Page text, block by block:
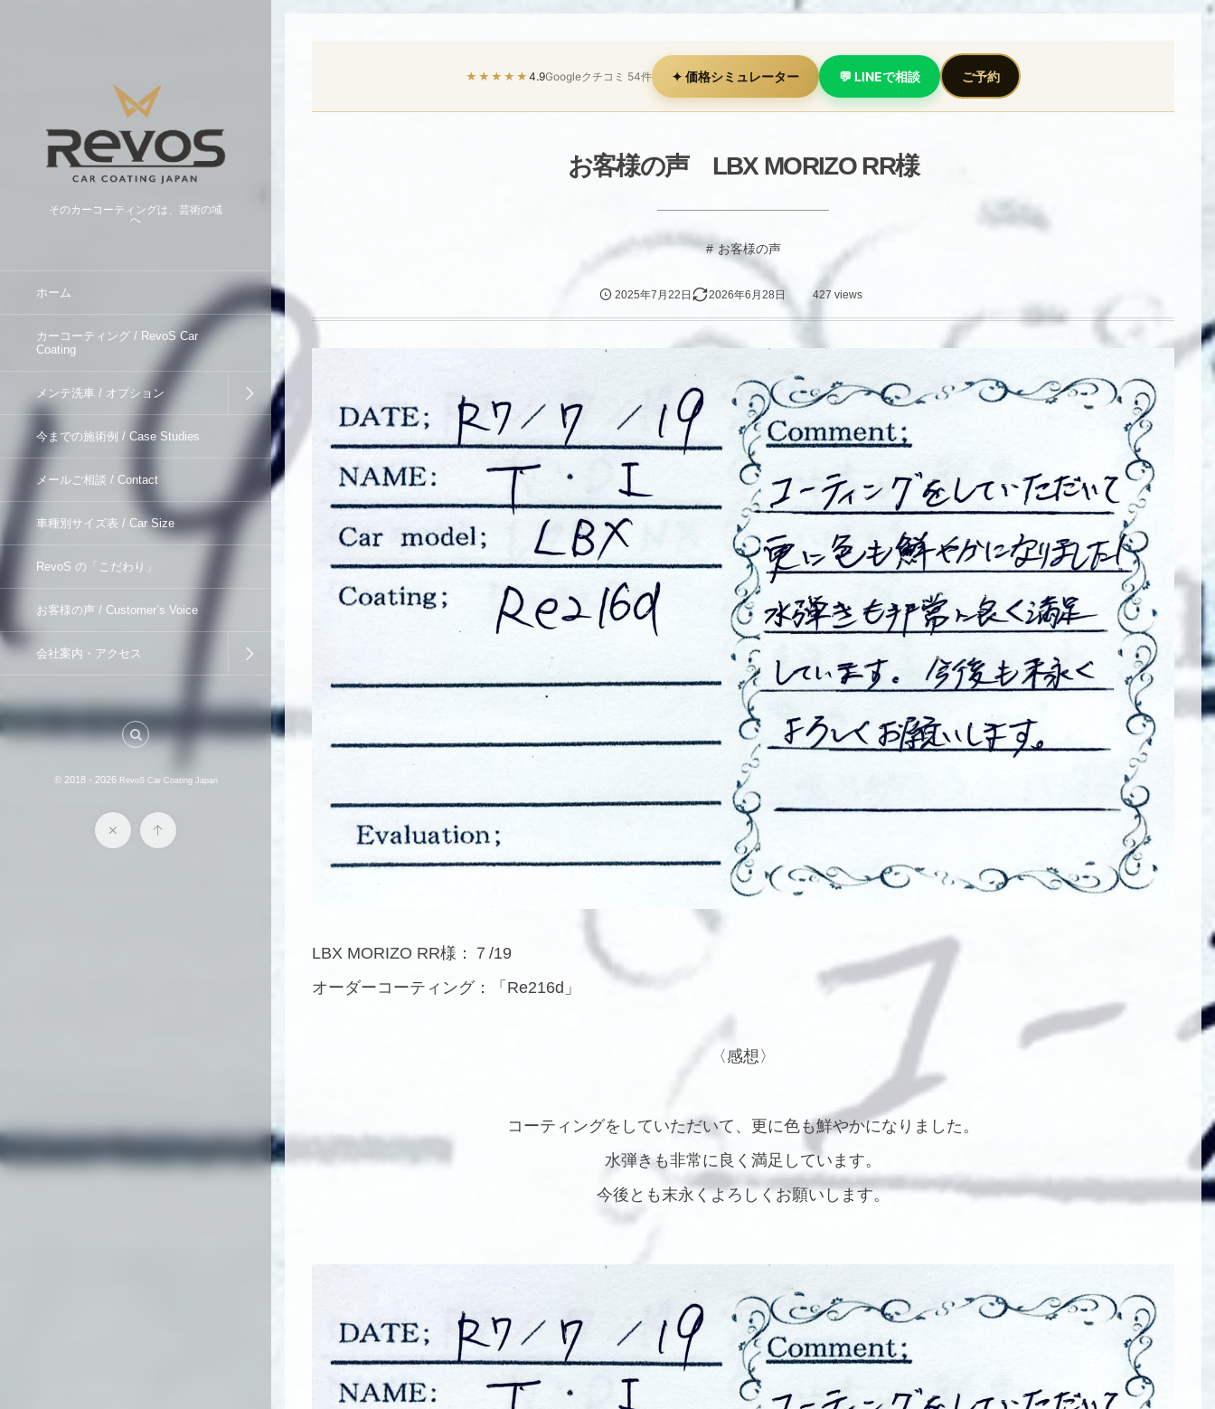
そのカーコーティングは、芸術の域
へ
ホーム
カーコーティング / RevoS Car
Coating
メンテ洗車 / オプション
今までの施術例 / Case Studies
メールご相談 / Contact
車種別サイズ表 / Car Size
RevoS の「こだわり」
お客様の声 / Customer’s Voice
会社案内・アクセス
© 2018 - 2026 RevoS Car Coating Japan
★★★★★ 4.9Googleクチコミ 54件 ✦ 価格シミュレーター 💬 LINEで相談 ご予約
お客様の声 LBX MORIZO RR様
お客様の声
2025年7月22日 2026年6月28日 427 views
LBX MORIZO RR様：７/19
オーダーコーティング：「Re216d」
〈感想〉
コーティングをしていただいて、更に色も鮮やかになりました。
水弾きも非常に良く満足しています。
今後とも末永くよろしくお願いします。